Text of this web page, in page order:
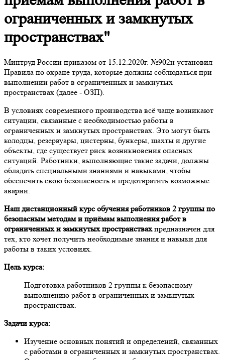
ограниченных и замкнутых
пространствах"
Минтруд России приказом от 15.12.2020г. №902н установил
Правила по охране труда, которые должны соблюдаться при
выполнении работ в ограниченных и замкнутых
пространствах (далее - ОЗП).
В условиях современного производства всё чаще возникают
ситуации, связанные с необходимостью работы в
ограниченных и замкнутых пространствах. Это могут быть
колодцы, резервуары, цистерны, бункеры, шахты и другие
объекты, где существует риск возникновения опасных
ситуаций. Работники, выполняющие такие задачи, должны
обладать специальными знаниями и навыками, чтобы
обеспечить свою безопасность и предотвратить возможные
аварии.
Наш дистанционный курс обучения работников 2 группы по
безопасным методам и приёмам выполнения работ в
ограниченных и замкнутых пространствахпредназначен для
тех, кто хочет получить необходимые знания и навыки для
работы в таких условиях.
Цель курса:
Подготовка работников 2 группы к безопасному
выполнению работ в ограниченных и замкнутых
пространствах.
Задачи курса:
Изучение основных понятий и определений, связанных
с работами в ограниченных и замкнутых пространствах.